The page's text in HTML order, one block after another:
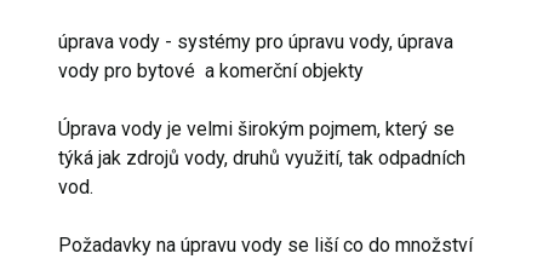
úprava vody - systémy pro úpravu vody, úprava
vody pro bytové a komerční objekty
Úprava vody je velmi širokým pojmem, který se
týká jak zdrojů vody, druhů využití, tak odpadních
vod.
Požadavky na úpravu vody se liší co do množství